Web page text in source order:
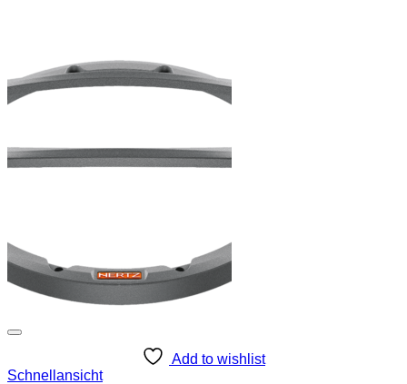
Add to wishlist
Schnellansicht